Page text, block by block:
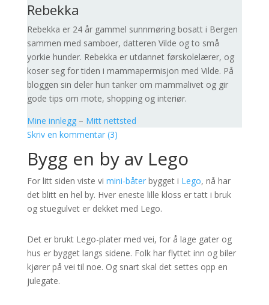
Rebekka
Rebekka er 24 år gammel sunnmøring bosatt i Bergen
sammen med samboer, datteren Vilde og to små
yorkie hunder. Rebekka er utdannet førskolelærer, og
koser seg for tiden i mammapermisjon med Vilde. På
bloggen sin deler hun tanker om mammalivet og gir
gode tips om mote, shopping og interiør.
Mine innlegg– Mitt nettsted
Skriv en kommentar (3)
Bygg en by av Lego
For litt siden viste vi mini-båterbygget i Lego, nå har
det blitt en hel by. Hver eneste lille kloss er tatt i bruk
og stuegulvet er dekket med Lego.
Det er brukt Lego-plater med vei, for å lage gater og
hus er bygget langs sidene. Folk har flyttet inn og biler
kjører på vei til noe. Og snart skal det settes opp en
julegate.